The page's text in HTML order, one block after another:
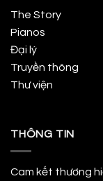
The Story
Pianos
Đại lý
Truyền thông
Thư viện
THÔNG TIN
Cam kết thương